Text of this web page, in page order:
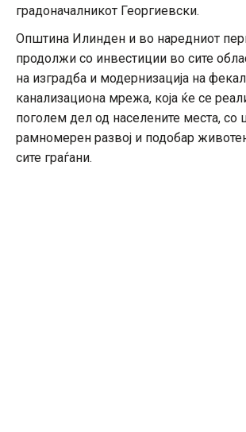
градоначалникот Георгиевски.
Општина Илинден и во наредниот
продолжи со инвестиции во сите
на изградба и модернизација на
канализациона мрежа, која ќе се
поголем дел од населените места, со
рамномерен развој и подобар
сите граѓани.